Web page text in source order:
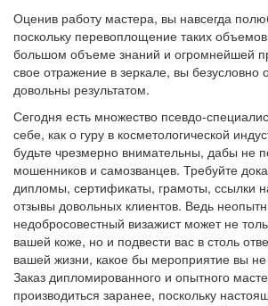
Оценив работу мастера, вы навсегда
поскольку перевоплощение таких
большом объеме знаний и огромнейшей
свое отражение в зеркале, вы безусловно
довольны результатом.
Сегодня есть множество псевдо-
себе, как о гуру в косметологической
будьте чрезмерно внимательны, дабы не
мошенников и самозванцев. Требуйте
дипломы, сертификаты, грамоты, ссылки
отзывы довольных клиентов. Ведь
недобросовестный визажист может не
вашей коже, но и подвести вас в столь
вашей жизни, какое бы мероприятие вы
Заказ дипломированного и опытного
производиться заранее, поскольку